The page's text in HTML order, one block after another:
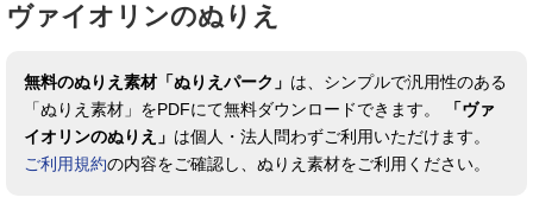
ヴァイオリンのぬりえ
無料のぬりえ素材「ぬりえパーク」 は、シンプルで汎用性のある
「ぬりえ素材」をPDFにて無料ダウンロードできます。
「ヴァ
イオリンのぬりえ」 は個人・法人問わずご利用いただけます。
ご利用規約の内容をご確認し、ぬりえ素材をご利用ください。